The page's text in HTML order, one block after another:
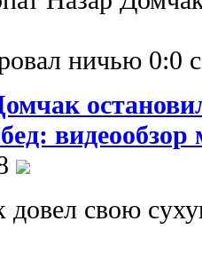
ничью 0:0
видеообзор
довел свою